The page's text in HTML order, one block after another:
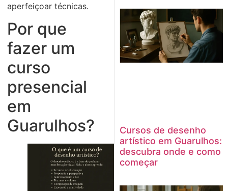
aperfeiçoar técnicas.
Por que
fazer um
curso
presencial
em
Guarulhos?
Cursos de desenho
artístico em Guarulhos:
descubra onde e como
começar